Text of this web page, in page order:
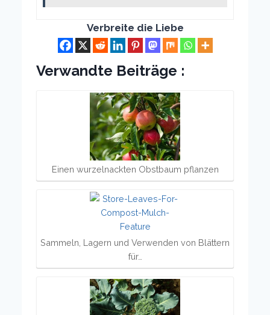
Verbreite die Liebe
Verwandte Beiträge :
Einen wurzelnackten Obstbaum pflanzen
Sammeln, Lagern und Verwenden von Blättern
für…